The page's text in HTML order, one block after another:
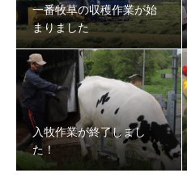
一番牧草の収穫作業が始
まりました
入牧作業が終了しまし
た！